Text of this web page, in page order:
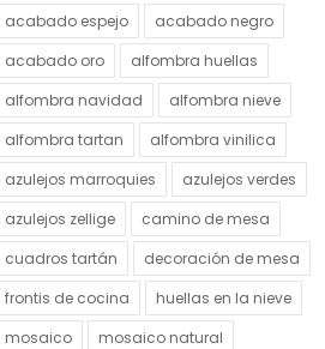
acabado espejo
acabado negro
acabado oro
alfombra huellas
alfombra navidad
alfombra nieve
alfombra tartan
alfombra vinilica
azulejos marroquies
azulejos verdes
azulejos zellige
camino de mesa
cuadros tartán
decoración de mesa
frontis de cocina
huellas en la nieve
mosaico
mosaico natural